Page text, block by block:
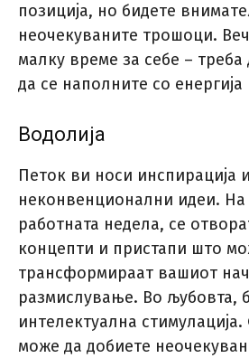
позиција, но бидете
неочекуваните трошоци.
малку време за себе –
да се наполните со
Водолија
Петок ви носи инспирација и
неконвенционални идеи. На
работната недела, се
концепти и пристапи што
трансформираат вашиот
размислување. Во љубовта,
интелектуална
може да добиете